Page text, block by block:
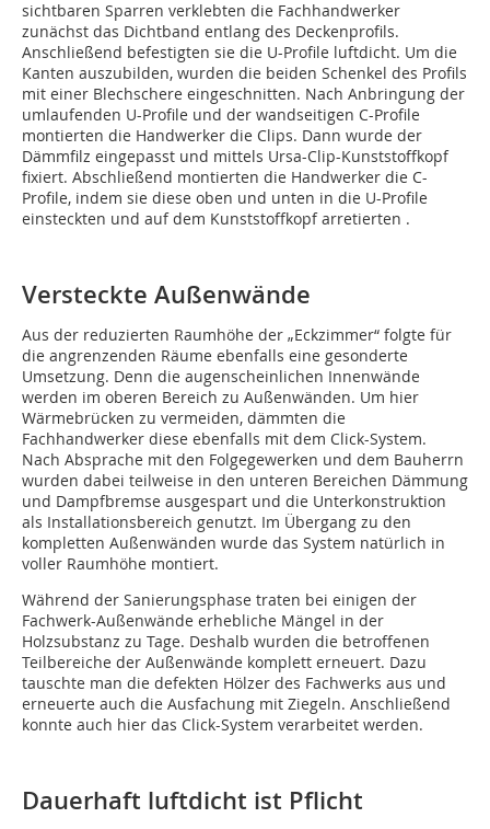
sichtbaren Sparren verklebten die Fachhandwerker
zunächst das Dichtband entlang des Deckenprofils.
Anschließend befestigten sie die U-Profile luftdicht. Um die
Kanten auszubilden, wurden die beiden Schenkel des Profils
mit einer Blechschere eingeschnitten. Nach Anbringung der
umlaufenden U-Profile und der wandseitigen C-Profile
montierten die Handwerker die Clips. Dann wurde der
Dämmfilz eingepasst und mittels Ursa-Clip-Kunststoffkopf
fixiert. Abschließend montierten die Handwerker die C-
Profile, indem sie diese oben und unten in die U-Profile
einsteckten und auf dem Kunststoffkopf arretierten .
Versteckte Außenwände
Aus der reduzierten Raumhöhe der „Eckzimmer“ folgte für
die angrenzenden Räume ebenfalls eine gesonderte
Umsetzung. Denn die augenscheinlichen Innenwände
werden im oberen Bereich zu Außenwänden. Um hier
Wärmebrücken zu vermeiden, dämmten die
Fachhandwerker diese ebenfalls mit dem Click-System.
Nach Absprache mit den Folgegewerken und dem Bauherrn
wurden dabei teilweise in den unteren Bereichen Dämmung
und Dampfbremse ausgespart und die Unterkonstruktion
als Installationsbereich genutzt. Im Übergang zu den
kompletten Außenwänden wurde das System natürlich in
voller Raumhöhe montiert.
Während der Sanierungsphase traten bei einigen der
Fachwerk-Außenwände erhebliche Mängel in der
Holzsubstanz zu Tage. Deshalb wurden die betroffenen
Teilbereiche der Außenwände komplett erneuert. Dazu
tauschte man die defekten Hölzer des Fachwerks aus und
erneuerte auch die Ausfachung mit Ziegeln. Anschließend
konnte auch hier das Click-System verarbeitet werden.
Dauerhaft luftdicht ist Pflicht